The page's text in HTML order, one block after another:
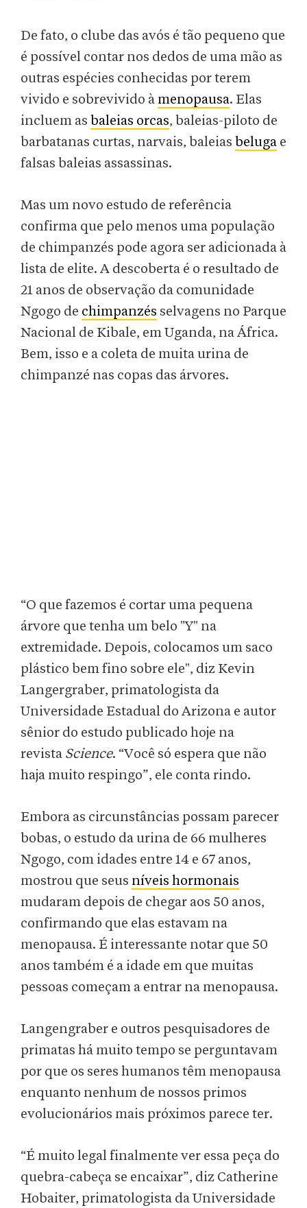
De fato, o clube das avós é tão pequeno que
é possível contar nos dedos de uma mão as
outras espécies conhecidas por terem
vivido e sobrevivido à menopausa. Elas
incluem as baleias orcas, baleias-piloto de
barbatanas curtas, narvais, baleias beluga e
falsas baleias assassinas.
Mas um novo estudo de referência
confirma que pelo menos uma população
de chimpanzés pode agora ser adicionada à
lista de elite. A descoberta é o resultado de
21 anos de observação da comunidade
Ngogo de chimpanzés selvagens no Parque
Nacional de Kibale, em Uganda, na África.
Bem, isso e a coleta de muita urina de
chimpanzé nas copas das árvores.
“O que fazemos é cortar uma pequena
árvore que tenha um belo "Y" na
extremidade. Depois, colocamos um saco
plástico bem fino sobre ele", diz Kevin
Langergraber, primatologista da
Universidade Estadual do Arizona e autor
sênior do estudo publicado hoje na
revista Science. “Você só espera que não
haja muito respingo”, ele conta rindo.
Embora as circunstâncias possam parecer
bobas, o estudo da urina de 66 mulheres
Ngogo, com idades entre 14 e 67 anos,
mostrou que seus níveis hormonais
mudaram depois de chegar aos 50 anos,
confirmando que elas estavam na
menopausa. É interessante notar que 50
anos também é a idade em que muitas
pessoas começam a entrar na menopausa.
Langengraber e outros pesquisadores de
primatas há muito tempo se perguntavam
por que os seres humanos têm menopausa
enquanto nenhum de nossos primos
evolucionários mais próximos parece ter.
“É muito legal finalmente ver essa peça do
quebra-cabeça se encaixar”, diz Catherine
Hobaiter, primatologista da Universidade